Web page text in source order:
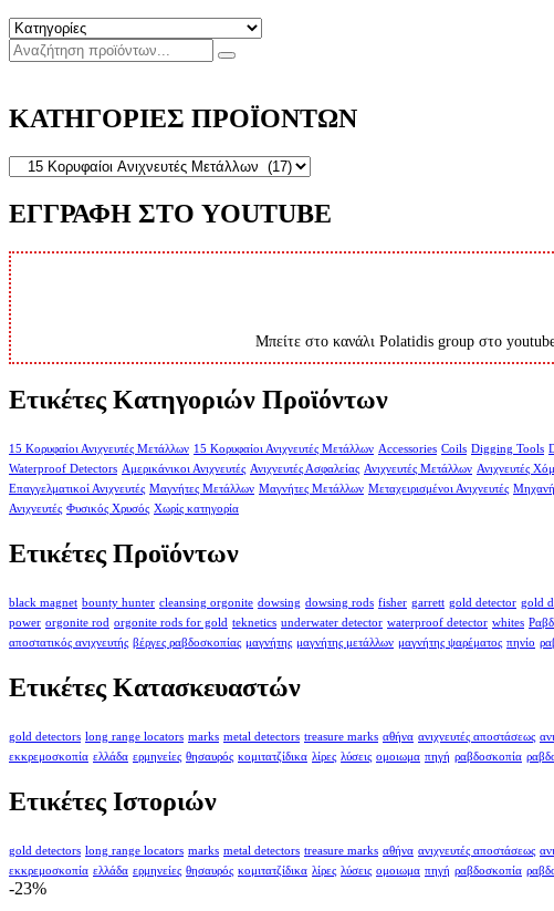
ΚΑΤΗΓΟΡΙΕΣ ΠΡΟΪΟΝΤΩΝ
ΕΓΓΡΑΦΗ ΣΤΟ YOUTUBE
Μπείτε στο κανάλι Polatidis group στο youtube
Ετικέτες Κατηγοριών Προϊόντων
15 Κορυφαίοι Ανιχνευτές Μετάλλων 15 Κορυφαίοι Ανιχνευτές Μετάλλων Accessories Coils Digging Tools
Waterproof Detectors Αμερικάνικοι Ανιχνευτές Ανιχνευτές Ασφαλείας Ανιχνευτές Μετάλλων Ανιχνευτές
Επαγγελματικοί Ανιχνευτές Μαγνήτες Μετάλλων Μαγνήτες Μετάλλων Μεταχειρισμένοι Ανιχνευτές
Ανιχνευτές Φυσικός Χρυσός Χωρίς κατηγορία
Ετικέτες Προϊόντων
black magnet bounty hunter cleansing orgonite dowsing dowsing rods fisher garrett gold detector gold
power orgonite rod orgonite rods for gold teknetics underwater detector waterproof detector whites
αποστατικός ανιχνευτής βέργες ραβδοσκοπίας μαγνήτης μαγνήτης μετάλλων μαγνήτης ψαρέματος πηνίο
Ετικέτες Κατασκευαστών
gold detectors long range locators marks metal detectors treasure marks αθήνα ανιχνευτές αποστάσεως
εκκρεμοσκοπία ελλάδα ερμηνείες θησαυρός κομιτατζίδικα λίρες λύσεις ομοιωμα πηγή ραβδοσκοπία
Ετικέτες Ιστοριών
gold detectors long range locators marks metal detectors treasure marks αθήνα ανιχνευτές αποστάσεως
εκκρεμοσκοπία ελλάδα ερμηνείες θησαυρός κομιτατζίδικα λίρες λύσεις ομοιωμα πηγή ραβδοσκοπία
-23%